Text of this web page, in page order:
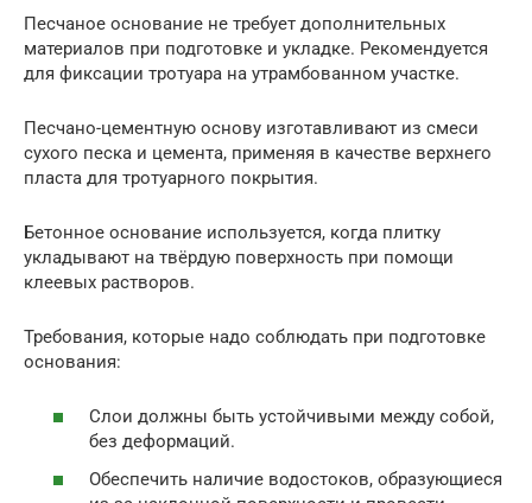
Песчаное основание не требует дополнительных
материалов при подготовке и укладке. Рекомендуется
для фиксации тротуара на утрамбованном участке.
Песчано-цементную основу изготавливают из смеси
сухого песка и цемента, применяя в качестве верхнего
пласта для тротуарного покрытия.
Бетонное основание используется, когда плитку
укладывают на твёрдую поверхность при помощи
клеевых растворов.
Требования, которые надо соблюдать при подготовке
основания:
Слои должны быть устойчивыми между собой,
без деформаций.
Обеспечить наличие водостоков, образующиеся